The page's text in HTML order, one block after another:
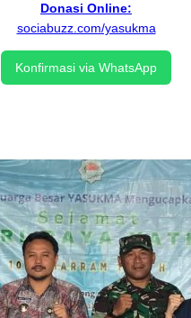
Donasi Online:
sociabuzz.com/yasukma
Konfirmasi via WhatsApp